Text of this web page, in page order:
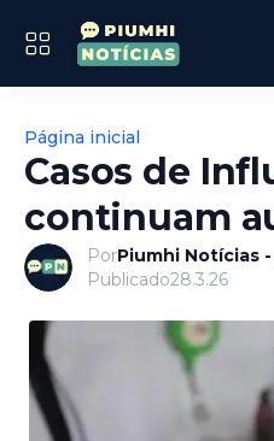
Página inicial
Casos de
continuam
PorPiumhi Notícias
Publicado28.3.26